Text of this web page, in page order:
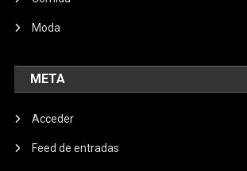
Moda
META
Acceder
Feed de entradas